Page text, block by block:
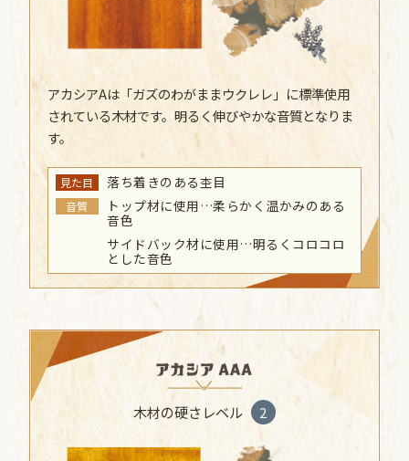
アカシアAは「ガズのわがままウクレレ」に標準使用
されている木材です。明るく伸びやかな音質となりま
す。
見た目 落ち着きのある杢目
音質
トップ材に使用…柔らかく温かみのある
音色
サイドバック材に使用…明るくコロコロ
とした音色
木材の硬さレベル 2